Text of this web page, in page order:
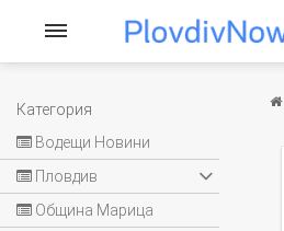
Категория
Водещи Новини
Пловдив
Община Марица